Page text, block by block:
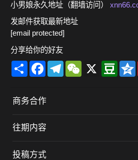
小男娘永久地址（翻墙访问）
发邮件获取最新地址
[email protected]
分享给你的好友
Share FacebookTelegramWeChat
X Douban
商务合作
往期内容
投稿方式